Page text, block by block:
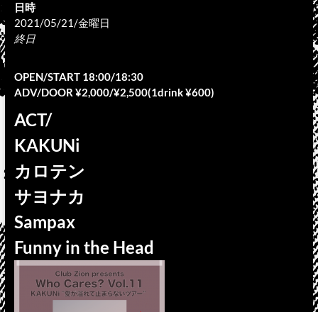
日時
2021/05/21/金曜日
終日
OPEN/START 18:00/18:30
ADV/DOOR ¥2,000/¥2,500(1drink ¥600)
ACT/
KAKUNi
カロテン
サヨナカ
Sampax
Funny in the Head